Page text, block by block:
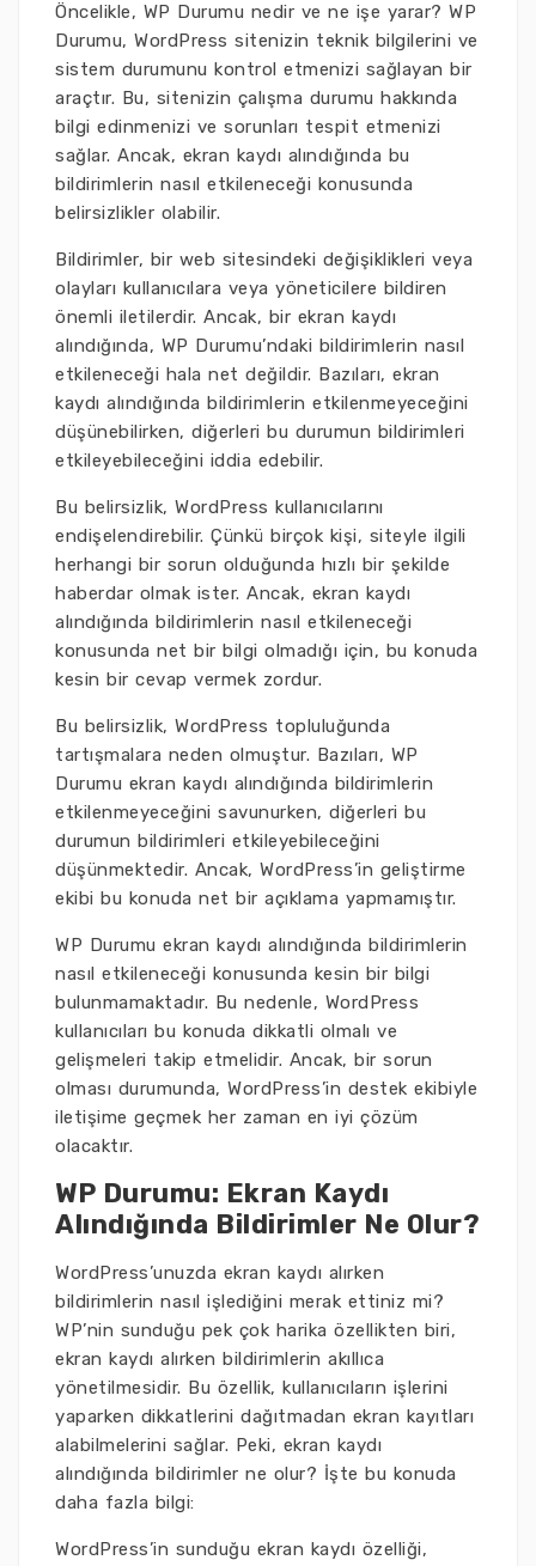
Öncelikle, WP Durumu nedir ve ne işe yarar? WP
Durumu, WordPress sitenizin teknik bilgilerini ve
sistem durumunu kontrol etmenizi sağlayan bir
araçtır. Bu, sitenizin çalışma durumu hakkında
bilgi edinmenizi ve sorunları tespit etmenizi
sağlar. Ancak, ekran kaydı alındığında bu
bildirimlerin nasıl etkileneceği konusunda
belirsizlikler olabilir.
Bildirimler, bir web sitesindeki değişiklikleri veya
olayları kullanıcılara veya yöneticilere bildiren
önemli iletilerdir. Ancak, bir ekran kaydı
alındığında, WP Durumu’ndaki bildirimlerin nasıl
etkileneceği hala net değildir. Bazıları, ekran
kaydı alındığında bildirimlerin etkilenmeyeceğini
düşünebilirken, diğerleri bu durumun bildirimleri
etkileyebileceğini iddia edebilir.
Bu belirsizlik, WordPress kullanıcılarını
endişelendirebilir. Çünkü birçok kişi, siteyle ilgili
herhangi bir sorun olduğunda hızlı bir şekilde
haberdar olmak ister. Ancak, ekran kaydı
alındığında bildirimlerin nasıl etkileneceği
konusunda net bir bilgi olmadığı için, bu konuda
kesin bir cevap vermek zordur.
Bu belirsizlik, WordPress topluluğunda
tartışmalara neden olmuştur. Bazıları, WP
Durumu ekran kaydı alındığında bildirimlerin
etkilenmeyeceğini savunurken, diğerleri bu
durumun bildirimleri etkileyebileceğini
düşünmektedir. Ancak, WordPress’in geliştirme
ekibi bu konuda net bir açıklama yapmamıştır.
WP Durumu ekran kaydı alındığında bildirimlerin
nasıl etkileneceği konusunda kesin bir bilgi
bulunmamaktadır. Bu nedenle, WordPress
kullanıcıları bu konuda dikkatli olmalı ve
gelişmeleri takip etmelidir. Ancak, bir sorun
olması durumunda, WordPress’in destek ekibiyle
iletişime geçmek her zaman en iyi çözüm
olacaktır.
WP Durumu: Ekran Kaydı
Alındığında Bildirimler Ne Olur?
WordPress’unuzda ekran kaydı alırken
bildirimlerin nasıl işlediğini merak ettiniz mi?
WP’nin sunduğu pek çok harika özellikten biri,
ekran kaydı alırken bildirimlerin akıllıca
yönetilmesidir. Bu özellik, kullanıcıların işlerini
yaparken dikkatlerini dağıtmadan ekran kayıtları
alabilmelerini sağlar. Peki, ekran kaydı
alındığında bildirimler ne olur? İşte bu konuda
daha fazla bilgi:
WordPress’in sunduğu ekran kaydı özelliği,